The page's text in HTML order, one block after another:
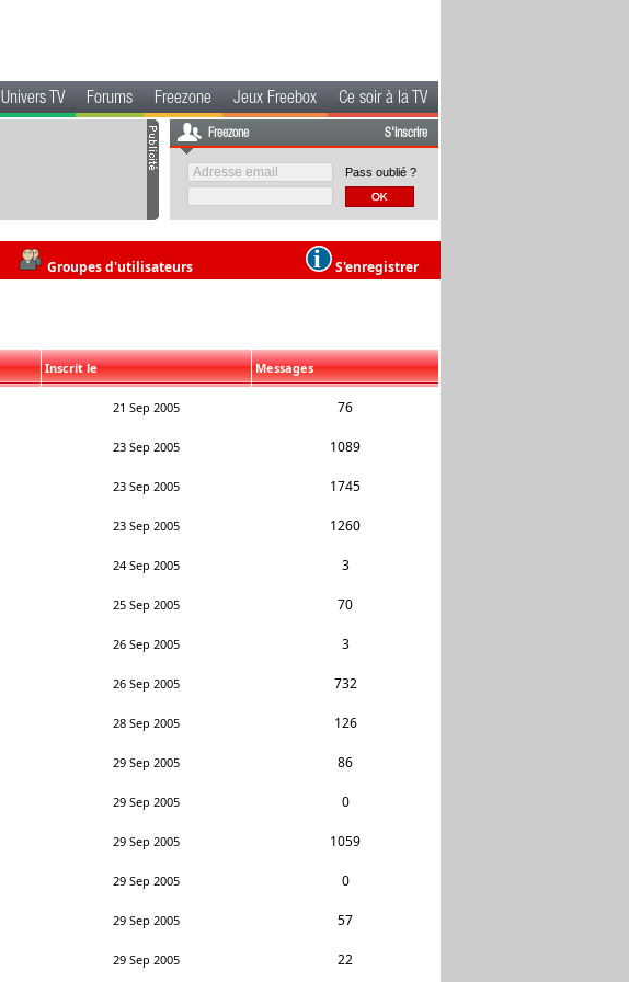
Univers TV Forums Freezone Jeux Freebox Ce soir à la TV
Freezone S'inscrire
Pass oublié ?
Groupes d'utilisateurs S'enregistrer
Inscrit le Messages
21 Sep 2005 76
23 Sep 2005 1089
23 Sep 2005 1745
23 Sep 2005 1260
24 Sep 2005 3
25 Sep 2005 70
26 Sep 2005 3
26 Sep 2005 732
28 Sep 2005 126
29 Sep 2005 86
29 Sep 2005 0
29 Sep 2005 1059
29 Sep 2005 0
29 Sep 2005 57
29 Sep 2005 22